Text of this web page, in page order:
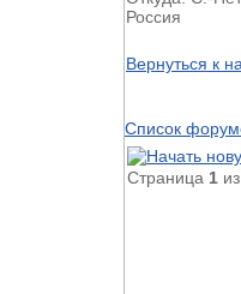
Россия
Вернуться к
Список
Страница 1 из